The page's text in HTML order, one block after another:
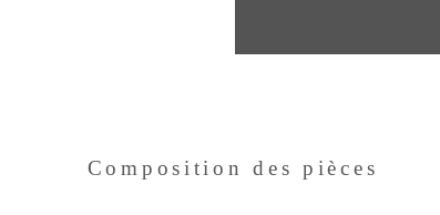
Composition des pièces